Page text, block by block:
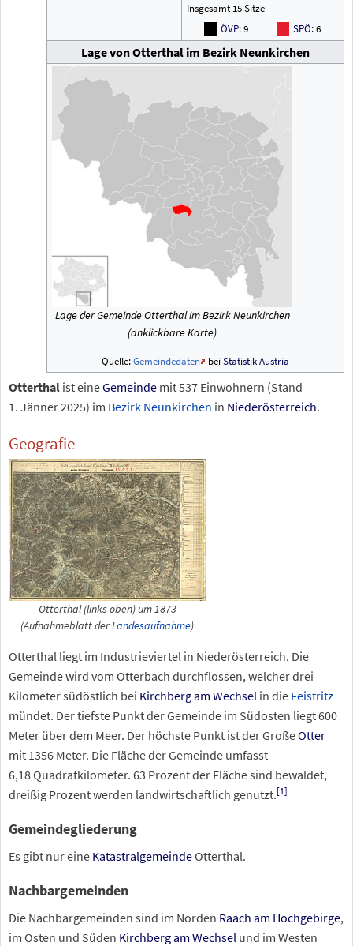
Insgesamt 15 Sitze
ÖVP: 9 SPÖ: 6
Lage von Otterthal im Bezirk Neunkirchen
Lage der Gemeinde Otterthal im Bezirk Neunkirchen
(anklickbare Karte)
Quelle:Gemeindedaten beiStatistik Austria
Otterthal ist eineGemeinde mit537 Einwohnern (Stand
1. Jänner 2025) im Bezirk Neunkirchen in Niederösterreich.
Geografie
Otterthal (links oben) um 1873
(Aufnahmeblatt derLandesaufnahme)
Otterthal liegt im Industrieviertel in Niederösterreich. Die
Gemeinde wird vom Otterbach durchflossen, welcher drei
Kilometer südöstlich bei Kirchberg am Wechsel in die Feistritz
mündet. Der tiefste Punkt der Gemeinde im Südosten liegt 600
Meter über dem Meer. Der höchste Punkt ist der GroßeOtter
mit 1356 Meter. Die Fläche der Gemeinde umfasst
6,18Quadratkilometer. 63 Prozent der Fläche sind bewaldet,
dreißig Prozent werden landwirtschaftlich genutzt.[1]
Gemeindegliederung
Es gibt nur eine KatastralgemeindeOtterthal.
Nachbargemeinden
Die Nachbargemeinden sind im Norden Raach am Hochgebirge,
im Osten und Süden Kirchberg am Wechsel und im Westen